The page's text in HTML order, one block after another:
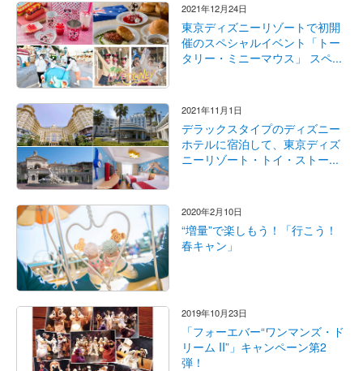
2021年12月24日
東京ディズニーリゾートで初開
催のスペシャルイベント「トー
タリー・ミニーマウス」 スペ...
2021年11月1日
デラックスタイプのディズニー
ホテルに宿泊して、東京ディズ
ニーリゾート・トイ・ストー...
2020年2月10日
“増量”で楽しもう！「行こう！
春キャン」
2019年10月23日
「フォーエバー“ワンマンズ・ド
リーム II”」キャンペーン第2
弾！